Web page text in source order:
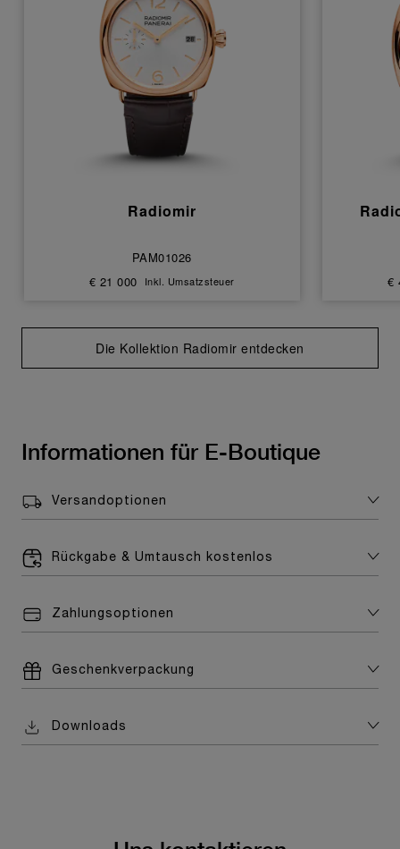
Radiomir
PAM01026
€ 21 000
Inkl. Umsatzsteuer €
Die Kollektion Radiomir entdecken
Informationen für E-Boutique
Versandoptionen
Rückgabe & Umtausch kostenlos
Zahlungsoptionen
Geschenkverpackung
Downloads